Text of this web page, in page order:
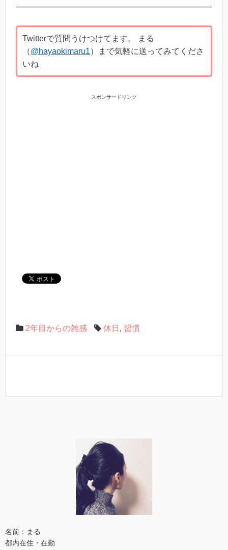
Twitterで質問うけつけてます。 まる
（@hayaokimaru1）まで気軽に送ってみてくださ
いね
スポンサードリンク
2年目からの雑感 休日 , 習慣
名前：まる
都内在住・在勤